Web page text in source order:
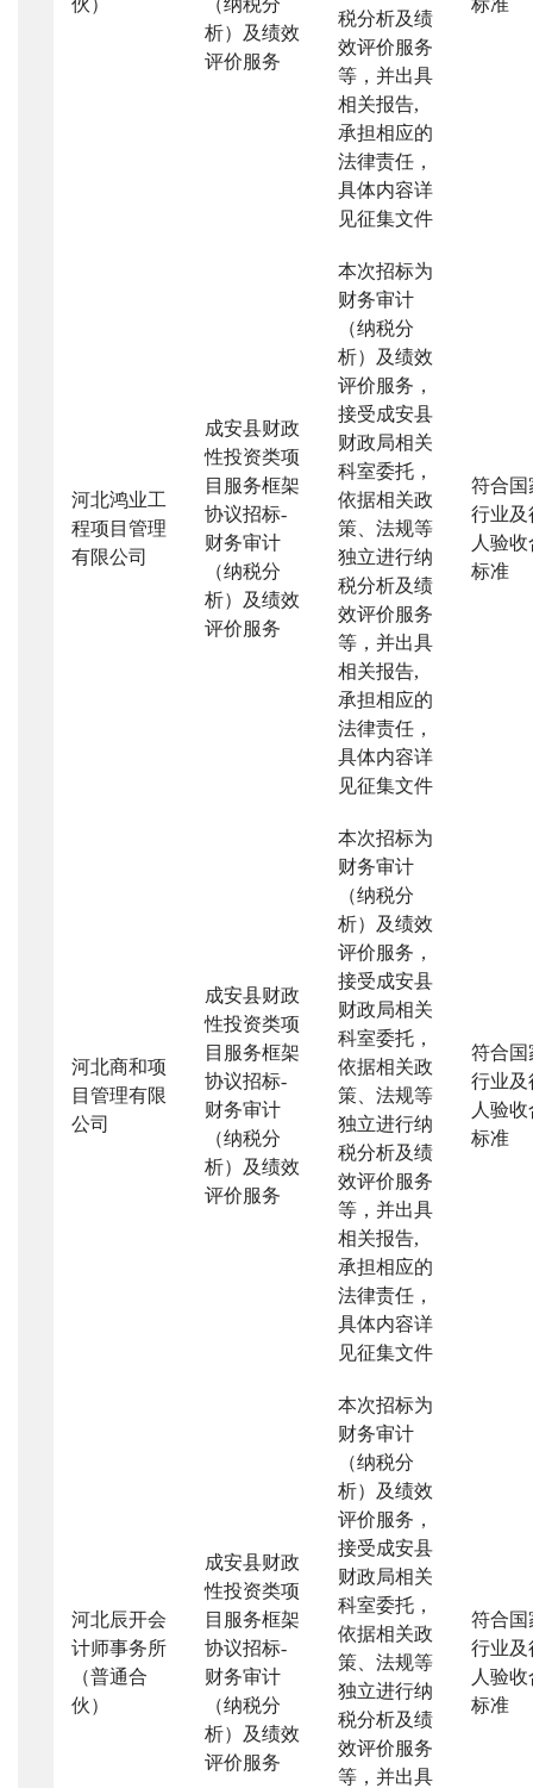
伙）
（纳税分
析）及绩效
评价服务
税分析及绩
效评价服务
等，并出具
相关报告,
承担相应的
法律责任，
具体内容详
见征集文件
标准
河北鸿业工
程项目管理
有限公司
成安县财政
性投资类项
目服务框架
协议招标-
财务审计
（纳税分
析）及绩效
评价服务
本次招标为
财务审计
（纳税分
析）及绩效
评价服务，
接受成安县
财政局相关
科室委托，
依据相关政
策、法规等
独立进行纳
税分析及绩
效评价服务
等，并出具
相关报告,
承担相应的
法律责任，
具体内容详
见征集文件
符合国
行业及
人验
标准
河北商和项
目管理有限
公司
成安县财政
性投资类项
目服务框架
协议招标-
财务审计
（纳税分
析）及绩效
评价服务
本次招标为
财务审计
（纳税分
析）及绩效
评价服务，
接受成安县
财政局相关
科室委托，
依据相关政
策、法规等
独立进行纳
税分析及绩
效评价服务
等，并出具
相关报告,
承担相应的
法律责任，
具体内容详
见征集文件
符合国
行业及
人验
标准
河北辰开会
计师事务所
（普通合
伙）
成安县财政
性投资类项
目服务框架
协议招标-
财务审计
（纳税分
析）及绩效
评价服务
本次招标为
财务审计
（纳税分
析）及绩效
评价服务，
接受成安县
财政局相关
科室委托，
依据相关政
策、法规等
独立进行纳
税分析及绩
效评价服务
等，并出具
符合国
行业及
人验
标准